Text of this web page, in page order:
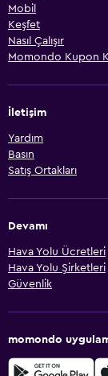
Mobil
Keşfet
Nasıl Çalışır
Momondo Kupon
İletişim
Yardım
Basın
Satış Ortakları
Devamı
Hava Yolu Ücretleri
Hava Yolu Şirketleri
Güvenlik
momondo